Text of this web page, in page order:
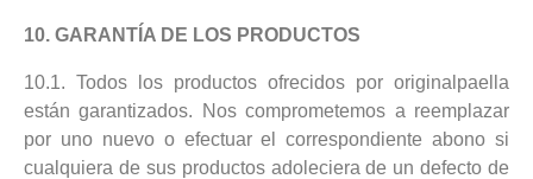
10. GARANTÍA DE LOS PRODUCTOS
10.1. Todos los productos ofrecidos por originalpaella
están garantizados. Nos comprometemos a reemplazar
por uno nuevo o efectuar el correspondiente abono si
cualquiera de sus productos adoleciera de un defecto de